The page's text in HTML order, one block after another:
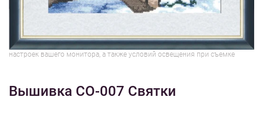
Изображения и цвет представленного товара могут незначительно
отличаться от оригинала продукции, взависимости от разрешения и
настроек вашего монитора, а также условий освещения при съемке
Вышивка СО-007 Святки